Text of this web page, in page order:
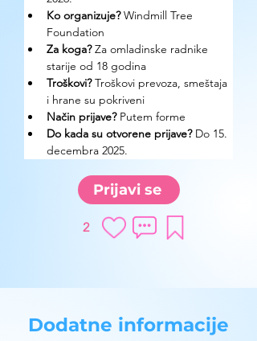
Ko organizuje? Windmill Tree
Foundation
Za koga? Za omladinske radnike
starije od 18 godina
Troškovi? Troškovi prevoza, smeštaja
i hrane su pokriveni
Način prijave? Putem forme
Do kada su otvorene prijave? Do 15.
decembra 2025.
Prijavi se
2
Dodatne informacije